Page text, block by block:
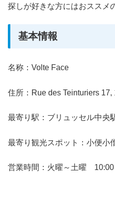
探しが好きな方にはおススメ
基本情報
名称：Volte Face
住所：Rue des Teinturiers
最寄り駅：ブリュッセル中央
最寄り観光スポット：小便小
営業時間：火曜～土曜 10:00